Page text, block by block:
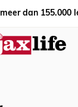
dan 155.000